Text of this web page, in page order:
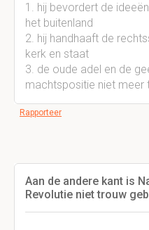
1. hij bevordert de
het buitenland
2. hij handhaaft de
kerk en staat
3. de oude adel en de
machtspositie niet meer
Rapporteer
Aan de andere kant is
Revolutie niet trouw